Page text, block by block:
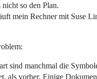
nicht so den Plan.
mein Rechner mit Suse
sind manchmal die
als vorher. Einige